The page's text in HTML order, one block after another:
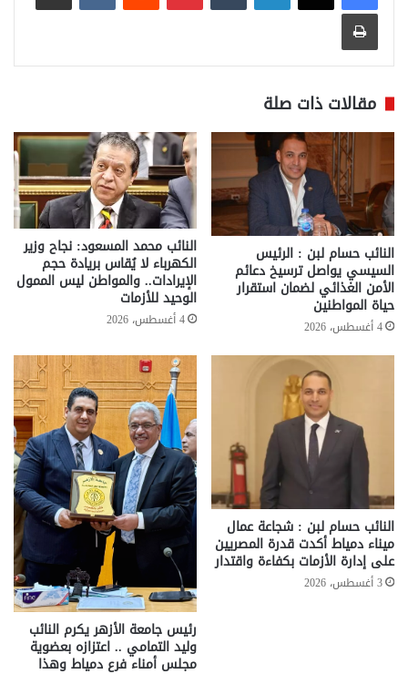
طباعة
مقالات ذات صلة
النائب حسام لبن : الرئيس
السيسي يواصل ترسيخ دعائم
الأمن الغذائي لضمان استقرار
حياة المواطنين
4 أغسطس، 2026
النائب محمد المسعود: نجاح وزير
الكهرباء لا يُقاس بريادة حجم
الإيرادات.. والمواطن ليس الممول
الوحيد للأزمات
4 أغسطس، 2026
النائب حسام لبن : شجاعة عمال
ميناء دمياط أكدت قدرة المصريين
على إدارة الأزمات بكفاءة واقتدار
3 أغسطس، 2026
رئيس جامعة الأزهر يكرم النائب
وليد التمامي .. اعتزازه بعضوية
مجلس أمناء فرع دمياط وهذا